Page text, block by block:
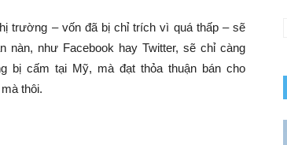
trường – vốn đã bị chỉ trích vì quá thấp – sẽ
nàn, như Facebook hay Twitter, sẽ chỉ càng
bị cấm tại Mỹ, mà đạt thỏa thuận bán cho
thôi.